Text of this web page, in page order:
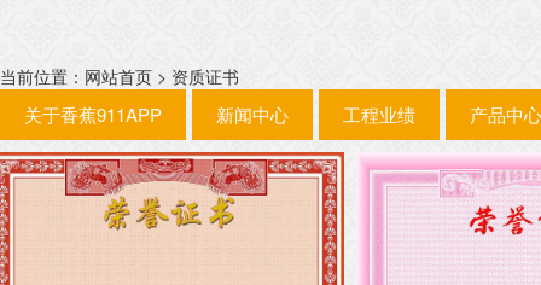
当前位置： 网站首页 > 资质证书
关于香蕉911APP 新闻中心 工程业绩 产品中心